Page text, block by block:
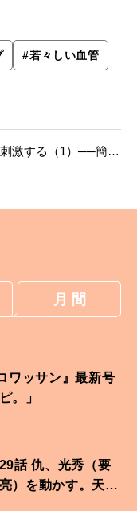
#若々しい血管
激する（1）──簡単
月 間
ワッサン』最新号
。」
話 仇、光秀（要
）を動かす。天下